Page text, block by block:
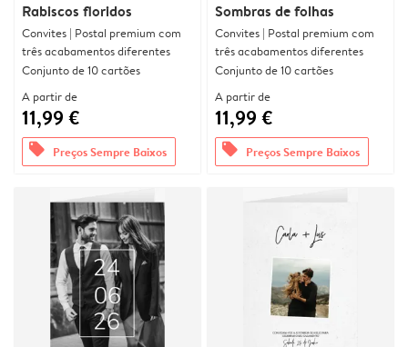
Rabiscos floridos
Convites | Postal premium com
três acabamentos diferentes
Conjunto de 10 cartões
A partir de
11,99 €
offers Preços Sempre Baixos
Sombras de folhas
Convites | Postal premium com
três acabamentos diferentes
Conjunto de 10 cartões
A partir de
11,99 €
offers Preços Sempre Baixos